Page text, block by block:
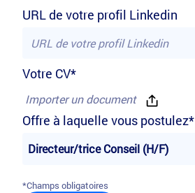
URL de votre profil Linkedin
Votre CV*
Importer un document
Offre à laquelle vous postulez*
Directeur/trice Conseil (H/F)
*Champs obligatoires